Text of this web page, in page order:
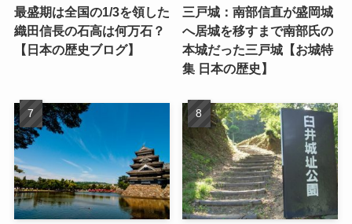
最盛期は全国の1/3を領した
織田信長の石高は何万石？
【日本の歴史ブログ】
三戸城：南部信直が盛岡城
へ居城を移すまで南部氏の
本城だった三戸城【お城特
集 日本の歴史】